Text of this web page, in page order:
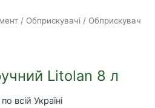
/ Обприскувачі / Обприскувач
Litolan 8 л
всій Україні